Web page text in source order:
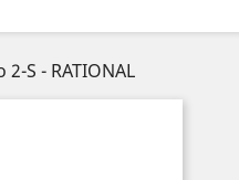
S - RATIONAL